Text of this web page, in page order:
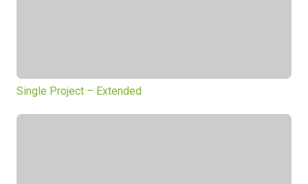
Single Project – Extended